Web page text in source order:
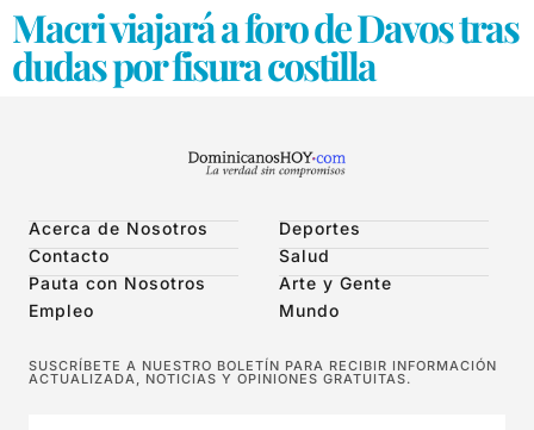
Macri viajará a foro de Davos tras
dudas por fisura costilla
Acerca de Nosotros
Contacto
Pauta con Nosotros
Empleo
Deportes
Salud
Arte y Gente
Mundo
SUSCRÍBETE A NUESTRO BOLETÍN PARA RECIBIR INFORMACIÓN
ACTUALIZADA, NOTICIAS Y OPINIONES GRATUITAS.